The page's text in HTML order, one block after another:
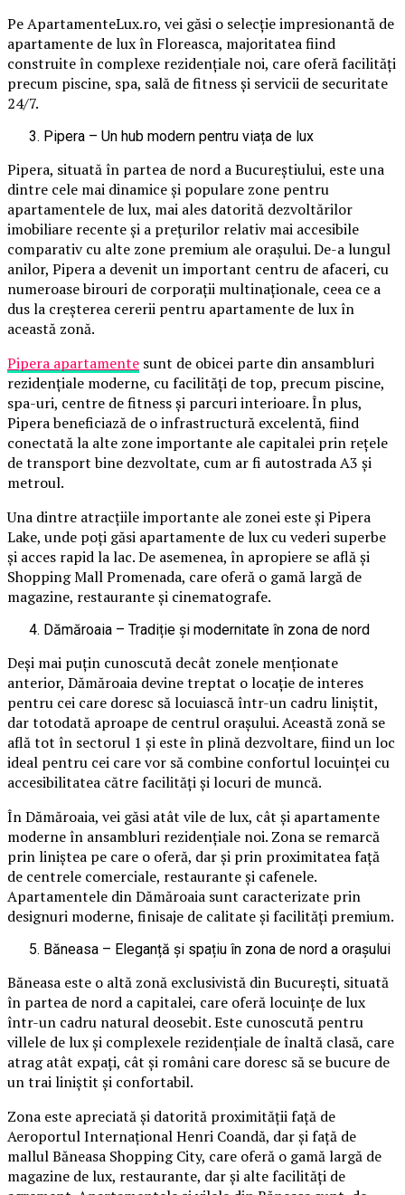
Pe ApartamenteLux.ro, vei găsi o selecție impresionantă de
apartamente de lux în Floreasca, majoritatea fiind
construite în complexe rezidențiale noi, care oferă facilități
precum piscine, spa, sală de fitness și servicii de securitate
24/7.
Pipera – Un hub modern pentru viața de lux
Pipera, situată în partea de nord a Bucureștiului, este una
dintre cele mai dinamice și populare zone pentru
apartamentele de lux, mai ales datorită dezvoltărilor
imobiliare recente și a prețurilor relativ mai accesibile
comparativ cu alte zone premium ale orașului. De-a lungul
anilor, Pipera a devenit un important centru de afaceri, cu
numeroase birouri de corporații multinaționale, ceea ce a
dus la creșterea cererii pentru apartamente de lux în
această zonă.
Pipera apartamente sunt de obicei parte din ansambluri
rezidențiale moderne, cu facilități de top, precum piscine,
spa-uri, centre de fitness și parcuri interioare. În plus,
Pipera beneficiază de o infrastructură excelentă, fiind
conectată la alte zone importante ale capitalei prin rețele
de transport bine dezvoltate, cum ar fi autostrada A3 și
metroul.
Una dintre atracțiile importante ale zonei este și Pipera
Lake, unde poți găsi apartamente de lux cu vederi superbe
și acces rapid la lac. De asemenea, în apropiere se află și
Shopping Mall Promenada, care oferă o gamă largă de
magazine, restaurante și cinematografe.
Dămăroaia – Tradiție și modernitate în zona de nord
Deși mai puțin cunoscută decât zonele menționate
anterior, Dămăroaia devine treptat o locație de interes
pentru cei care doresc să locuiască într-un cadru liniștit,
dar totodată aproape de centrul orașului. Această zonă se
află tot în sectorul 1 și este în plină dezvoltare, fiind un loc
ideal pentru cei care vor să combine confortul locuinței cu
accesibilitatea către facilități și locuri de muncă.
În Dămăroaia, vei găsi atât vile de lux, cât și apartamente
moderne în ansambluri rezidențiale noi. Zona se remarcă
prin liniștea pe care o oferă, dar și prin proximitatea față
de centrele comerciale, restaurante și cafenele.
Apartamentele din Dămăroaia sunt caracterizate prin
designuri moderne, finisaje de calitate și facilități premium.
Băneasa – Eleganță și spațiu în zona de nord a orașului
Băneasa este o altă zonă exclusivistă din București, situată
în partea de nord a capitalei, care oferă locuințe de lux
într-un cadru natural deosebit. Este cunoscută pentru
villele de lux și complexele rezidențiale de înaltă clasă, care
atrag atât expați, cât și români care doresc să se bucure de
un trai liniștit și confortabil.
Zona este apreciată și datorită proximității față de
Aeroportul Internațional Henri Coandă, dar și față de
mallul Băneasa Shopping City, care oferă o gamă largă de
magazine de lux, restaurante, dar și alte facilități de